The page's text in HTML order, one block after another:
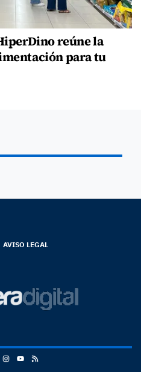
reúne la
para tu
AVISO LEGAL
Instagram